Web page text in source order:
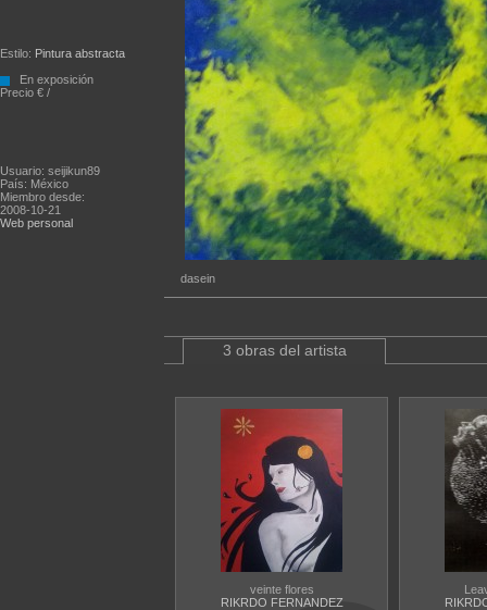
Estilo: Pintura abstracta
En exposición
Precio € /
Usuario: seijikun89
País: México
Miembro desde:
2008-10-21
Web personal
dasein
3 obras del artista
veinte flores
RIKRDO FERNANDEZ